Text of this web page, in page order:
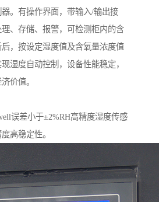
。有操作界面，带输入/输出接
、存储、报警，可检测柜内的含
，按设定湿度值及含氧量浓度值
湿度自动控制，设备性能稳定，
价值。
误差小于±2%RH高精度湿度传感
高稳定性。